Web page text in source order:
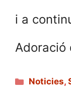
i a
Adoració
Noticies,